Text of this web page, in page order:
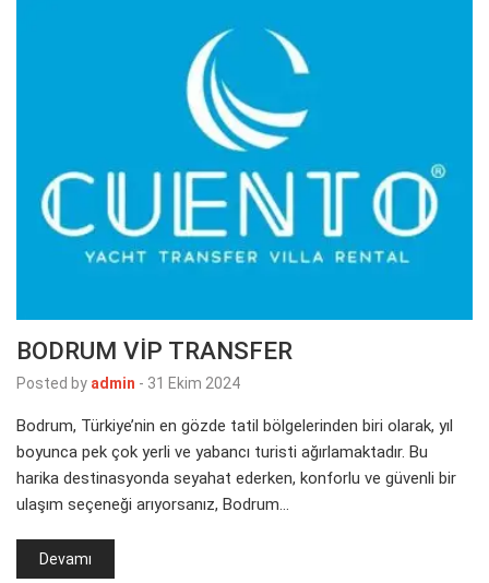
BODRUM VİP TRANSFER
Posted by admin - 31 Ekim 2024
Bodrum, Türkiye’nin en gözde tatil bölgelerinden biri olarak, yıl
boyunca pek çok yerli ve yabancı turisti ağırlamaktadır. Bu
harika destinasyonda seyahat ederken, konforlu ve güvenli bir
ulaşım seçeneği arıyorsanız, Bodrum…
Devamı